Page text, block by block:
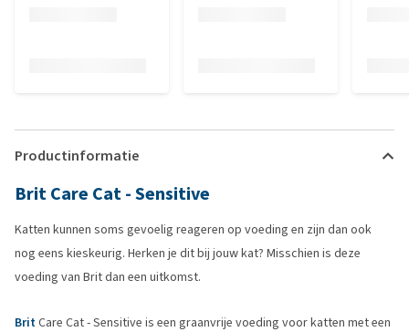
Productinformatie
Brit Care Cat - Sensitive
Katten kunnen soms gevoelig reageren op voeding en zijn dan ook
nog eens kieskeurig. Herken je dit bij jouw kat? Misschien is deze
voeding van Brit dan een uitkomst.
BritCare Cat - Sensitive is een graanvrije voeding voor katten met een